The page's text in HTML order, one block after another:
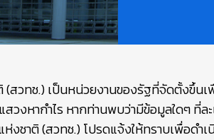
สวทช.) เป็นหน่วยงานของรัฐที่จัดตั้งขึ้น
วงหากำไร หากท่านพบว่ามีข้อมูลใดๆ
งชาติ (สวทช.) โปรดแจ้งให้ทราบเพื่อด